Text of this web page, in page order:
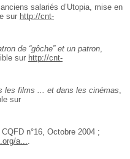
salariés d’Utopia, mise en
sur http://cnt-
de “gôche” et un patron,
sur http://cnt-
les films ... et dans les cinémas,
sur
n°16, Octobre 2004 ;
a....